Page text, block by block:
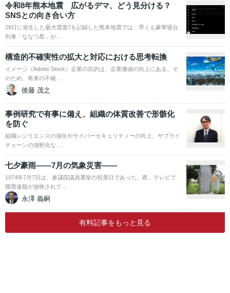
令和8年熊本地震 広がるデマ、どう見分ける？
SNSとの向き合い方
28日に発生した最大震度7を記録した熊本地震では、早くも豪華寝台
列車「ななつ星」が…
構造的不確実性の拡大と対応における思考転換
イメージ（Adobe Stock）企業の目的は、企業価値の向上にある。そ
のため、将来の不確…
後藤 茂之
事例研究で有事に備え、組織の体質改善で形骸化
を防ぐ
組織レジリエンスの強化やサイバーセキュリティーの向上、サプライ
チェーンの強靭化な…
七夕豪雨――7月の気象災害――
1974年7月7日は、参議院議員選挙の投票日であった。夜、テレビで
開票速報が放映されて…
永澤 義嗣
有料記事をもっと見る